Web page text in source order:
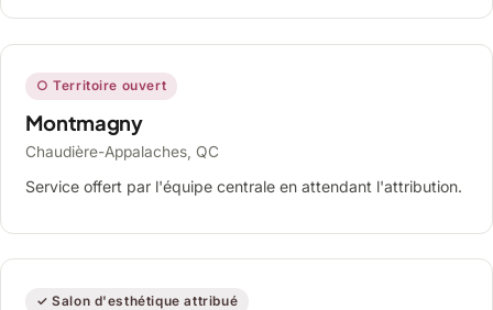
○ Territoire ouvert
Montmagny
Chaudière-Appalaches, QC
Service offert par l'équipe centrale en attendant l'attribution.
✓ Salon d'esthétique attribué